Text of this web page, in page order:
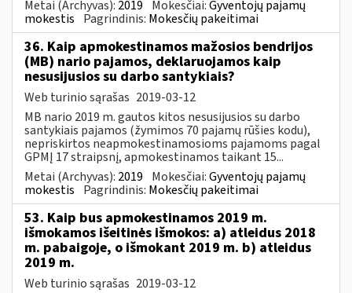
Metai (Archyvas): 2019 Mokesčiai:Gyventojų pajamų
mokestis Pagrindinis: Mokesčių pakeitimai
36. Kaip apmokestinamos mažosios bendrijos
(MB) nario pajamos, deklaruojamos kaip
nesusijusios su darbo santykiais?
Web turinio sąrašas 2019-03-12
MB nario 2019 m. gautos kitos nesusijusios su darbo
santykiais pajamos (žymimos 70 pajamų rūšies kodu),
nepriskirtos neapmokestinamosioms pajamoms pagal
GPMĮ 17 straipsnį, apmokestinamos taikant 15...
Metai (Archyvas): 2019 Mokesčiai:Gyventojų pajamų
mokestis Pagrindinis: Mokesčių pakeitimai
53. Kaip bus apmokestinamos 2019 m.
išmokamos išeitinės išmokos: a) atleidus 2018
m. pabaigoje, o išmokant 2019 m. b) atleidus
2019 m.
Web turinio sąrašas 2019-03-12